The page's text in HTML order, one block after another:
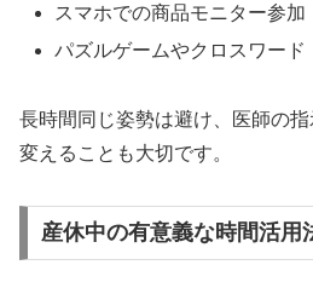
スマホでの商品モニター参加
パズルゲームやクロスワード
長時間同じ姿勢は避け、医師の
変えることも大切です。
産休中の有意義な時間活用